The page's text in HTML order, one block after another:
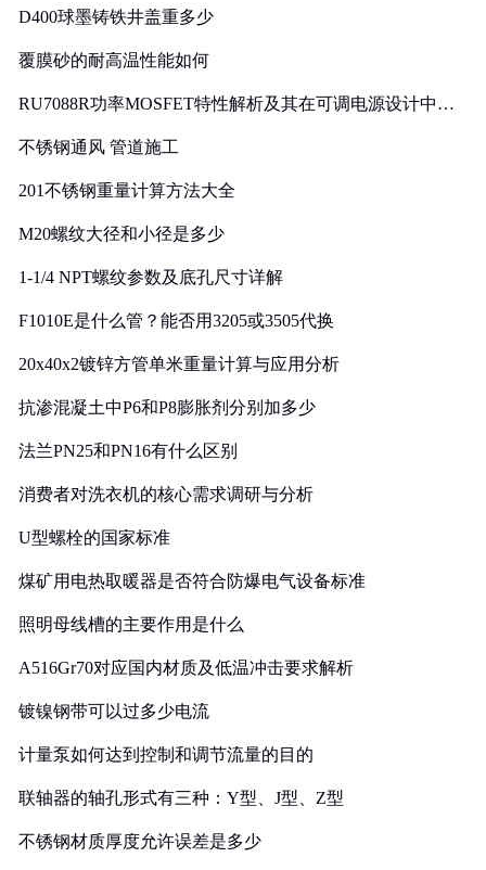
D400球墨铸铁井盖重多少
覆膜砂的耐高温性能如何
RU7088R功率MOSFET特性解析及其在可调电源设计中的
不锈钢通风 管道施工
201不锈钢重量计算方法大全
M20螺纹大径和小径是多少
1-1/4 NPT螺纹参数及底孔尺寸详解
F1010E是什么管？能否用3205或3505代换
20x40x2镀锌方管单米重量计算与应用分析
抗渗混凝土中P6和P8膨胀剂分别加多少
法兰PN25和PN16有什么区别
消费者对洗衣机的核心需求调研与分析
U型螺栓的国家标准
煤矿用电热取暖器是否符合防爆电气设备标准
照明母线槽的主要作用是什么
A516Gr70对应国内材质及低温冲击要求解析
镀镍钢带可以过多少电流
计量泵如何达到控制和调节流量的目的
联轴器的轴孔形式有三种：Y型、J型、Z型
不锈钢材质厚度允许误差是多少